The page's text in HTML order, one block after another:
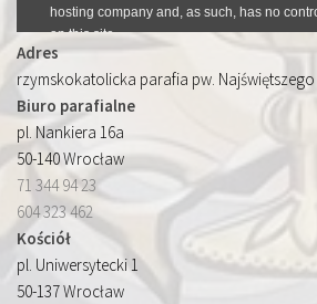
Adres
rzymskokatolicka parafia pw.
Biuro parafialne
pl. Nankiera 16a
50-140 Wrocław
71 344 94 23
604 323 462
Kościół
pl. Uniwersytecki 1
50-137 Wrocław